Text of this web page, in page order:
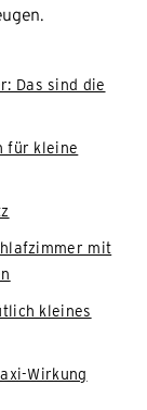
Das sind die
für kleine
mit
kleines
Wirkung